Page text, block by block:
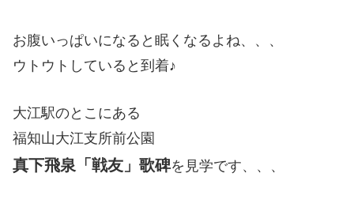
お腹いっぱいになると眠くなるよね、、、
ウトウトしていると到着♪
大江駅のとこにある
福知山大江支所前公園
真下飛泉「戦友」歌碑を見学です、、、